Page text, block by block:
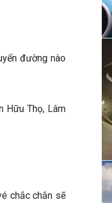
đường nào
Hữu Thọ, Lâm
chắc chắn sẽ